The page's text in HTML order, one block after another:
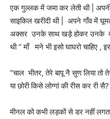
एक गुल्लक में जमा कर लेती थी |
साइकिल खरीदी थी | अपने गाँव में
अक्सर उनके साथ खड़े होकर उनके
थी “ माँ मने भी इसो घाघरो चाहिए ,
“चाल भीतर, तेरे बापू नै सुण लिया
या छोरी किसे लोग्गां की रीस कर री सै?
मीनल को कभी लड़कों से डर नहीं